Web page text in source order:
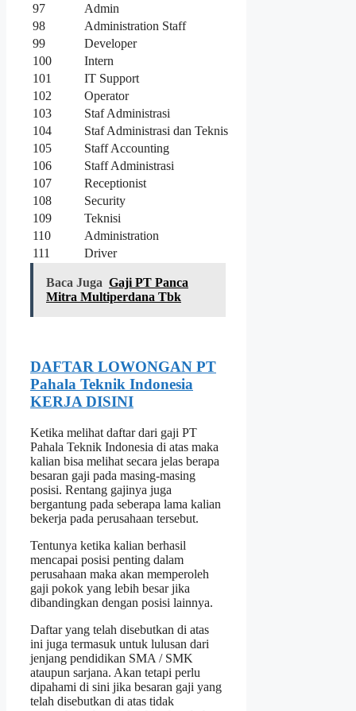
97
Admin
98
Administration Staff
99
Developer
100
Intern
101
IT Support
102
Operator
103
Staf Administrasi
104
Staf Administrasi dan Teknis
105
Staff Accounting
106
Staff Administrasi
107
Receptionist
108
Security
109
Teknisi
110
Administration
111
Driver
Baca Juga Gaji PT Panca
Mitra Multiperdana Tbk
DAFTAR LOWONGAN PT
Pahala Teknik Indonesia
KERJA DISINI
Ketika melihat daftar dari gaji PT
Pahala Teknik Indonesia di atas maka
kalian bisa melihat secara jelas berapa
besaran gaji pada masing-masing
posisi. Rentang gajinya juga
bergantung pada seberapa lama kalian
bekerja pada perusahaan tersebut.
Tentunya ketika kalian berhasil
mencapai posisi penting dalam
perusahaan maka akan memperoleh
gaji pokok yang lebih besar jika
dibandingkan dengan posisi lainnya.
Daftar yang telah disebutkan di atas
ini juga termasuk untuk lulusan dari
jenjang pendidikan SMA / SMK
ataupun sarjana. Akan tetapi perlu
dipahami di sini jika besaran gaji yang
telah disebutkan di atas tidak